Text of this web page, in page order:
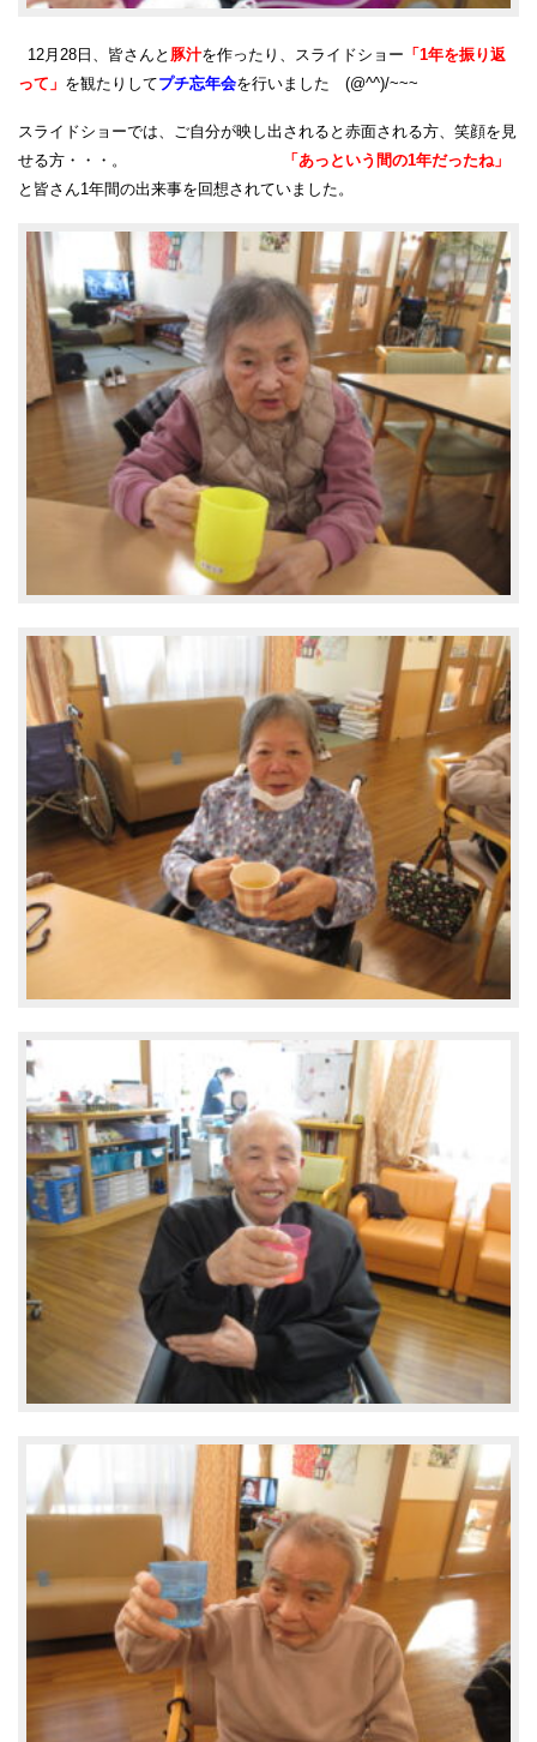
12月28日、皆さんと 豚汁を作ったり、スライドショー 「1年を振り返
って」 を観たりしてプチ忘年会を行いました (@^^)/~~~
スライドショーでは、ご自分が映し出されると赤面される方、笑顔を見
せる方・・・。
「あっという間の1年だったね」
と皆さん1年間の出来事を回想されていました。